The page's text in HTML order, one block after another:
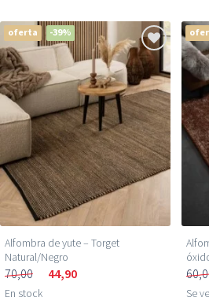
oferta -39%
Alfombra de yute – Torget
Natural/Negro
70,00 44,90
En stock Se